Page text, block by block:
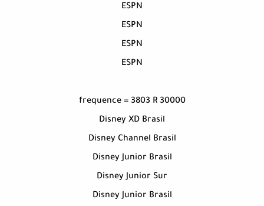
ESPN
ESPN
ESPN
ESPN
frequence = 3803 R 30000
Disney XD Brasil
Disney Channel Brasil
Disney Junior Brasil
Disney Junior Sur
Disney Junior Brasil